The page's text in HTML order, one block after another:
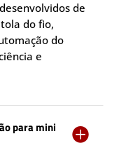
de
do fio,
do
e
para mini
